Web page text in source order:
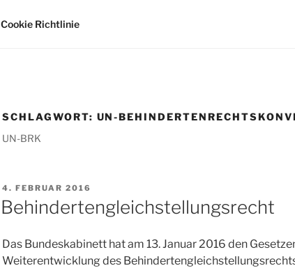
Cookie Richtlinie
SCHLAGWORT: UN-
UN-BRK
VERÖFFENTLICHT
AM
4. FEBRUAR 2016
Behindertengleichstellungsrecht
Das Bundeskabinett hat am 13. Januar 2016 den
Weiterentwicklung des